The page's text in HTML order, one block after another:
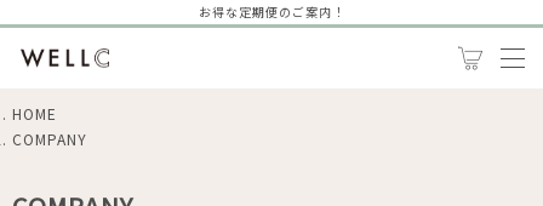
お得な定期便のご案内！
HOME
COMPANY